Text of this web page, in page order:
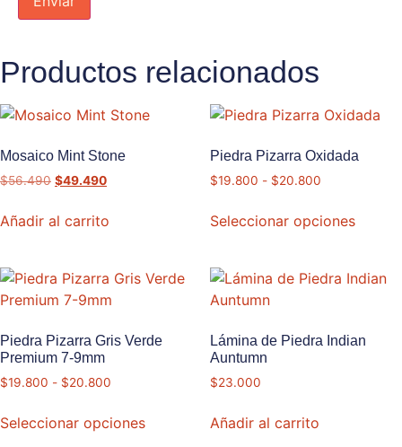
Productos relacionados
Mosaico Mint Stone
$56.490 $49.490
Añadir al carrito
Piedra Pizarra Oxidada
$19.800 - $20.800
Seleccionar opciones
Piedra Pizarra Gris Verde
Premium 7-9mm
$19.800 - $20.800
Seleccionar opciones
Lámina de Piedra Indian
Auntumn
$23.000
Añadir al carrito